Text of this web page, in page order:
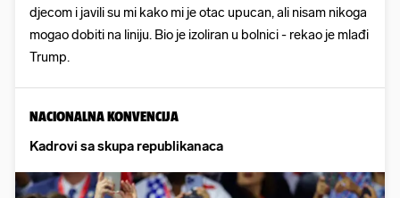
djecom i javili su mi kako mi je otac upucan, ali nisam nikoga
mogao dobiti na liniju. Bio je izoliran u bolnici - rekao je mlađi
Trump.
NACIONALNA KONVENCIJA
Kadrovi sa skupa republikanaca